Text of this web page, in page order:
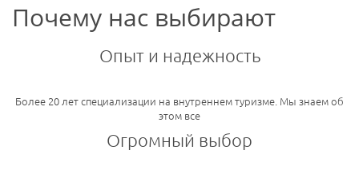
Почему нас выбирают
Опыт и надежность
Более 20 лет специализации на внутреннем туризме. Мы знаем об
этом все
Огромный выбор